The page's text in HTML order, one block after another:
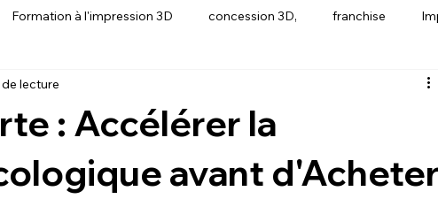
Formation à l'impression 3D concession 3D, franchise
: Accélérer la
avant d'Acheter
lecture